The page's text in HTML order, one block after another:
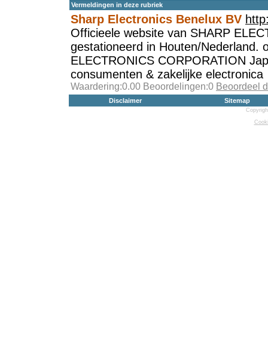
Vermeldingen in deze rubriek
Sharp Electronics Benelux BV
Officieele website van SHARP
gestationeerd in Houten/Nederland.
ELECTRONICS CORPORATION
consumenten & zakelijke electronica
Waardering:0.00 Beoordelingen:0 Beoordeel
Disclaimer Sitemap